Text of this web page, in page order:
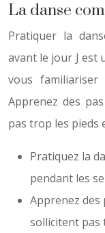
La danse
Pratiquer la
avant le jour J est
vous
Apprenez des
pas trop les pieds
Pratiquez la
pendant les
Apprenez des
sollicitent pas